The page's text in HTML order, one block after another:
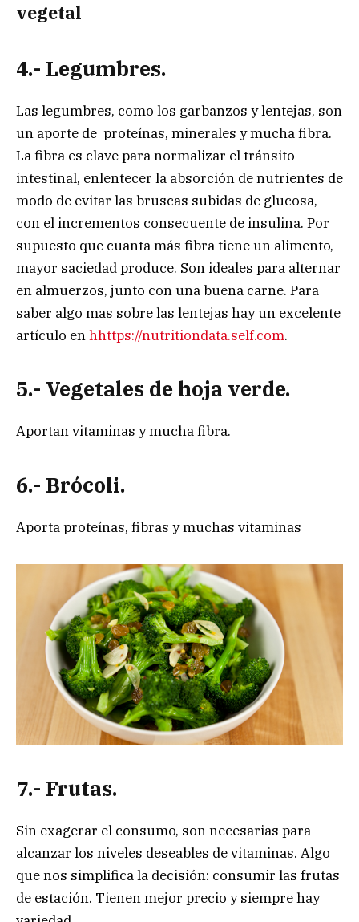
vegetal
4.- Legumbres.
Las legumbres, como los garbanzos y lentejas, son
un aporte de proteínas, minerales y mucha fibra.
La fibra es clave para normalizar el tránsito
intestinal, enlentecer la absorción de nutrientes de
modo de evitar las bruscas subidas de glucosa,
con el incrementos consecuente de insulina. Por
supuesto que cuanta más fibra tiene un alimento,
mayor saciedad produce. Son ideales para alternar
en almuerzos, junto con una buena carne. Para
saber algo mas sobre las lentejas hay un excelente
artículo enhhttps://nutritiondata.self.com.
5.- Vegetales de hoja verde.
Aportan vitaminas y mucha fibra.
6.- Brócoli.
Aporta proteínas, fibras y muchas vitaminas
7.- Frutas.
Sin exagerar el consumo, son necesarias para
alcanzar los niveles deseables de vitaminas. Algo
que nos simplifica la decisión: consumir las frutas
de estación. Tienen mejor precio y siempre hay